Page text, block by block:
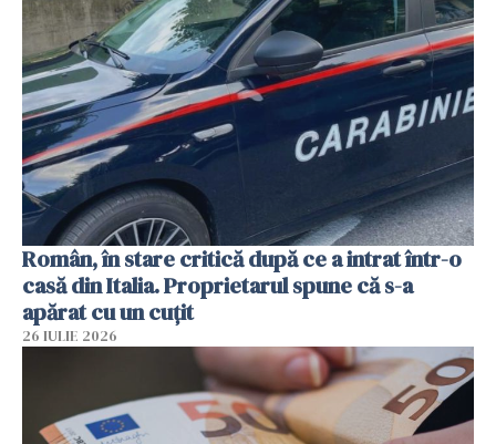
Român, în stare critică după ce a intrat într-o
casă din Italia. Proprietarul spune că s-a
apărat cu un cuțit
26 IULIE 2026